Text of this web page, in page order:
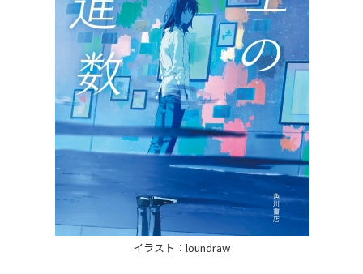
イラスト：loundraw